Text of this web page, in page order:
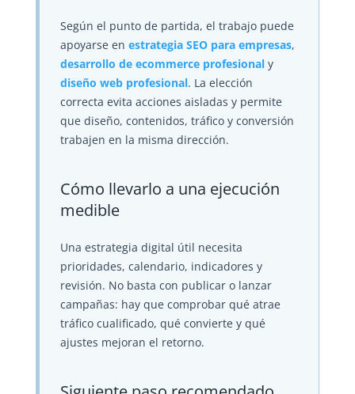
Según el punto de partida, el trabajo puede
apoyarse en estrategia SEO para empresas,
desarrollo de ecommerce profesionaly
diseño web profesional. La elección
correcta evita acciones aisladas y permite
que diseño, contenidos, tráfico y conversión
trabajen en la misma dirección.
Cómo llevarlo a una ejecución
medible
Una estrategia digital útil necesita
prioridades, calendario, indicadores y
revisión. No basta con publicar o lanzar
campañas: hay que comprobar qué atrae
tráfico cualificado, qué convierte y qué
ajustes mejoran el retorno.